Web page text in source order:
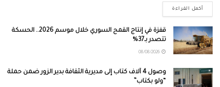
أكمل القراءة
قفزة في إنتاج القمح السوري خلال موسم 2026.. الحسكة
تتصدر بـ37%
وصول 4 آلاف كتاب إلى مديرية الثقافة بدير الزور ضمن حملة
“ولو بكتاب”